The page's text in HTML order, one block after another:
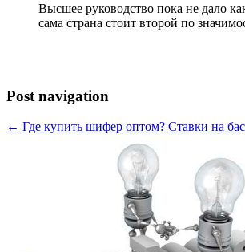
Высшее руководство пока не дало
сама страна стоит второй по
Post navigation
← Где купить шифер оптом? Ставки на